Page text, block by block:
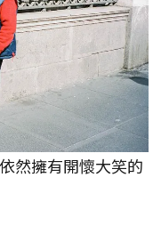
然擁有開懷大笑的